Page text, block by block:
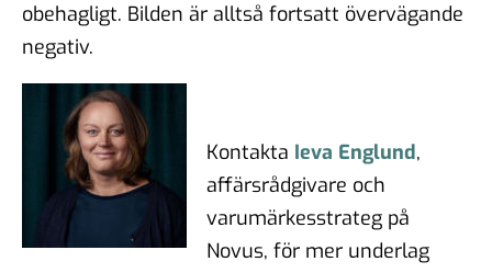
obehagligt. Bilden är alltså fortsatt övervägande
negativ.
Kontakta Ieva Englund,
affärsrådgivare och
varumärkesstrateg på
Novus, för mer underlag